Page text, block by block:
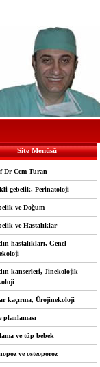
Site Menüsü
Dr Cem Turan
gebelik, Perinatoloji
ve Doğum
ve Hastalıklar
hastalıkları, Genel
kanserleri, Jinekolojik
kaçırma, Ürojinekoloji
planlaması
ve tüp bebek
ve osteoporoz